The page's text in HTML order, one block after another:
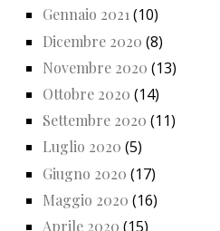
Gennaio 2021(10)
Dicembre 2020 (8)
Novembre 2020 (13)
Ottobre 2020 (14)
Settembre 2020 (11)
Luglio 2020 (5)
Giugno 2020 (17)
Maggio 2020 (16)
Aprile 2020 (15)